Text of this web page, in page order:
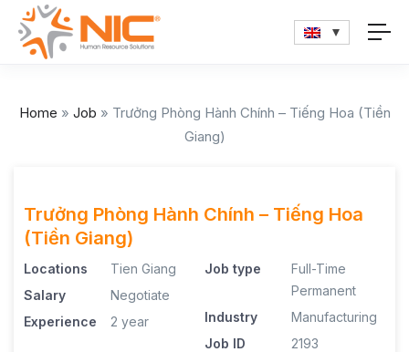
Home » Job » Trưởng Phòng Hành Chính – Tiếng Hoa (Tiền
Giang)
Trưởng Phòng Hành Chính – Tiếng Hoa
(Tiền Giang)
Locations
Tien Giang
Salary
Negotiate
Experience
2 year
Job type
Full-Time
Permanent
Industry
Manufacturing
Job ID
2193